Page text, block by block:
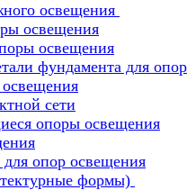
освещения
освещения
освещения
фундамента для опор
сети
опоры освещения
опор освещения
формы)